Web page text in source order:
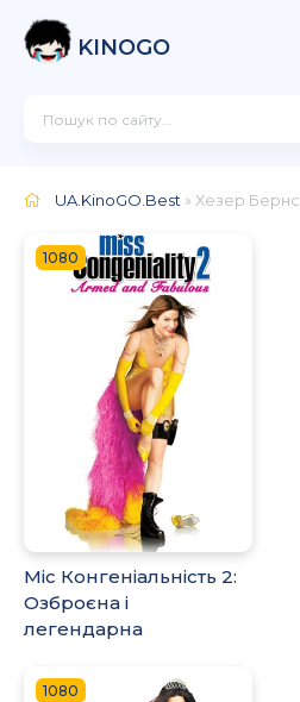
KINOGO
UA.KinoGO.Best » Хезер Бернс
1080
Міс Конгеніальність 2:
Озброєна і
легендарна
1080